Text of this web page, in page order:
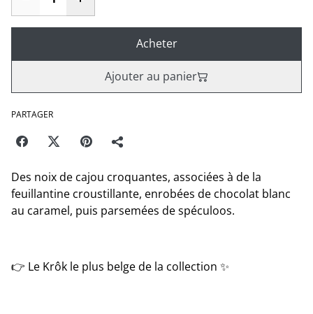
Acheter
Ajouter au panier
PARTAGER
Des noix de cajou croquantes, associées à de la
feuillantine croustillante, enrobées de chocolat blanc
au caramel, puis parsemées de spéculoos.
👉 Le Krôk le plus belge de la collection ✨